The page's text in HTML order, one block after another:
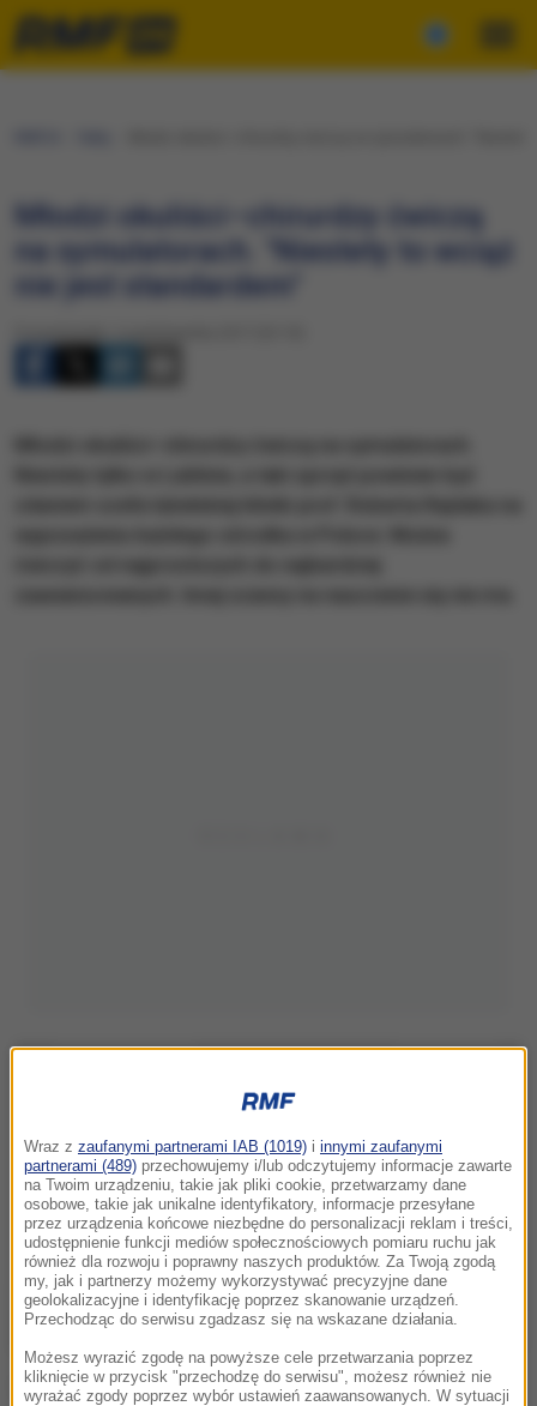
Młodzi okuliści–chirurdzy ćwiczą
na symulatorach. "Niestety to wciąż
nie jest standardem"
Trudno sobie wyobrazić, żeby początkujący okulista-
Wraz z zaufanymi partnerami IAB (1019) i innymi zaufanymi
partnerami (489) przechowujemy i/lub odczytujemy informacje zawarte
na Twoim urządzeniu, takie jak pliki cookie, przetwarzamy dane
osobowe, takie jak unikalne identyfikatory, informacje przesyłane
przez urządzenia końcowe niezbędne do personalizacji reklam i treści,
udostępnienie funkcji mediów społecznościowych pomiaru ruchu jak
również dla rozwoju i poprawny naszych produktów. Za Twoją zgodą
my, jak i partnerzy możemy wykorzystywać precyzyjne dane
geolokalizacyjne i identyfikację poprzez skanowanie urządzeń.
Przechodząc do serwisu zgadzasz się na wskazane działania.
Możesz wyrazić zgodę na powyższe cele przetwarzania poprzez
kliknięcie w przycisk "przechodzę do serwisu", możesz również nie
wyrażać zgody poprzez wybór ustawień zaawansowanych. W sytuacji